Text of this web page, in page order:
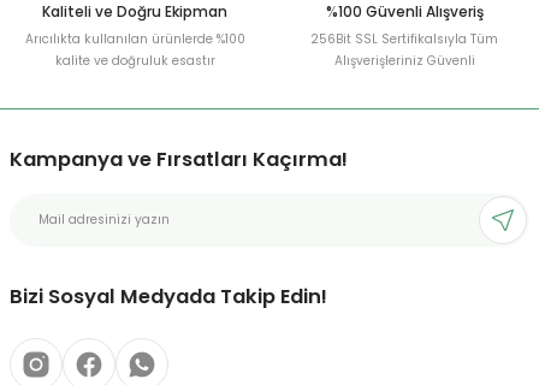
Kaliteli ve Doğru Ekipman
Arıcılıkta kullanılan ürünlerde %100
kalite ve doğruluk esastır
%100 Güvenli Alışveriş
256Bit SSL Sertifikalsıyla Tüm
Alışverişleriniz Güvenli
Kampanya ve Fırsatları Kaçırma!
Bizi Sosyal Medyada Takip Edin!